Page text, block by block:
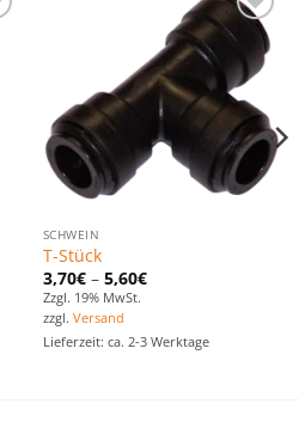
Zu den
Favoriten
hinzufügen
SCHWEIN
T-Stück
3,70€– 5,60€
Zzgl. 19% MwSt.
zzgl. Versand
Lieferzeit: ca. 2-3 Werktage